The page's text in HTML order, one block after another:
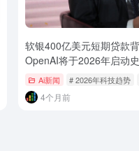
软银400亿美元短期贷款
OpenAI将于2026年启动
Ai新闻 # 2026年科技趋势
4个月前